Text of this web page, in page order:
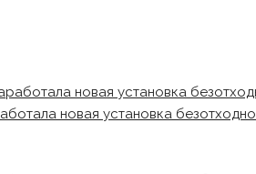
новая установка